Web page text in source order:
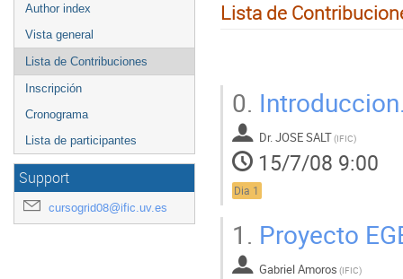
Author index
Vista general
Lista de Contribuciones
Inscripción
Cronograma
Lista de participantes
Support
cursogrid08@ific.uv.es
Lista de
0.
Dr.JOSE SALT(IFIC)
15/7/08 9:00
Dia 1
1. Proyecto
Gabriel Amoros (IFIC)